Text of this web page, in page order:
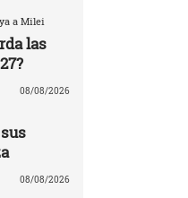
a Milei
las
08/08/2026
08/08/2026